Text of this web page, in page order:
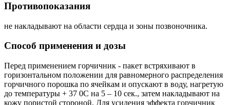
Противопоказания
не накладывают на области сердца и зоны позвоночника.
Способ применения и дозы
Перед применением горчичник - пакет встряхивают в
горизонтальном положении для равномерного распределения
горчичного порошка по ячейкам и опускают в воду, нагретую
до температуры + 37 0С на 5 – 10 сек., затем накладывают на
кожу пористой стороной. Для усиления эффекта горчичник